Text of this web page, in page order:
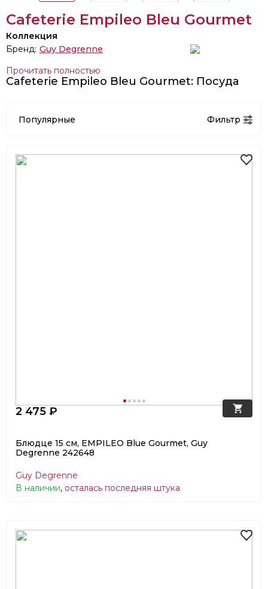
Cafeterie Empileo Bleu Gourmet
Коллекция
Бренд: Guy Degrenne
Прочитать полностью
Cafeterie Empileo Bleu Gourmet: Посуда
Популярные Фильтр
2 475 ₽
Блюдце 15 см, EMPILEO Blue Gourmet, Guy
Degrenne 242648
Guy Degrenne
В наличии, осталась последняя штука